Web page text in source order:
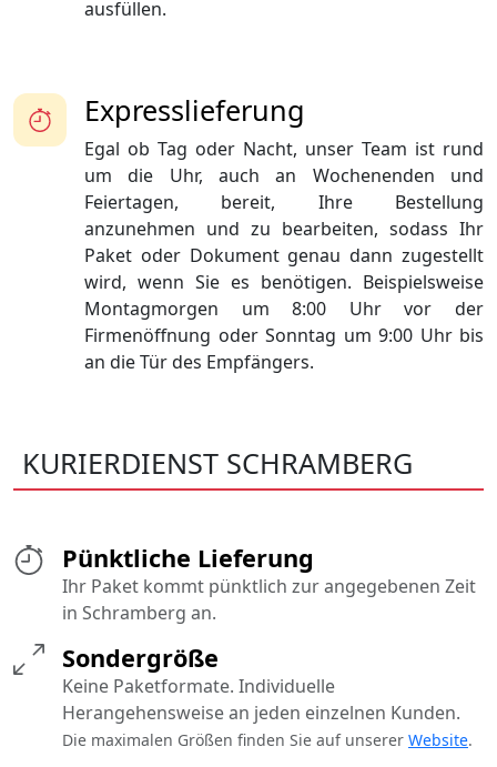
ausfüllen.
Expresslieferung
Egal ob Tag oder Nacht, unser Team ist rund
um die Uhr, auch an Wochenenden und
Feiertagen, bereit, Ihre Bestellung
anzunehmen und zu bearbeiten, sodass Ihr
Paket oder Dokument genau dann zugestellt
wird, wenn Sie es benötigen. Beispielsweise
Montagmorgen um 8:00 Uhr vor der
Firmenöffnung oder Sonntag um 9:00 Uhr bis
an die Tür des Empfängers.
KURIERDIENST SCHRAMBERG
Pünktliche Lieferung
Ihr Paket kommt pünktlich zur angegebenen Zeit
in Schramberg an.
Sondergröße
Keine Paketformate. Individuelle
Herangehensweise an jeden einzelnen Kunden.
Die maximalen Größen finden Sie auf unserer Website.